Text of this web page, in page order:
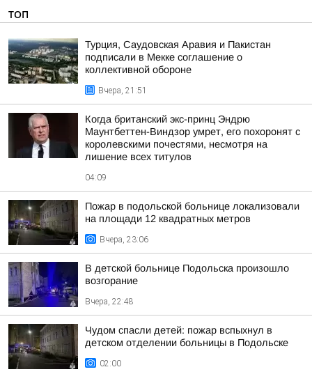
ТОП
Турция, Саудовская Аравия и Пакистан
подписали в Мекке соглашение о
коллективной обороне
Вчера, 21:51
Когда британский экс-принц Эндрю
Маунтбеттен-Виндзор умрет, его похоронят с
королевскими почестями, несмотря на
лишение всех титулов
04:09
Пожар в подольской больнице локализовали
на площади 12 квадратных метров
Вчера, 23:06
В детской больнице Подольска произошло
возгорание
Вчера, 22:48
Чудом спасли детей: пожар вспыхнул в
детском отделении больницы в Подольске
02:00